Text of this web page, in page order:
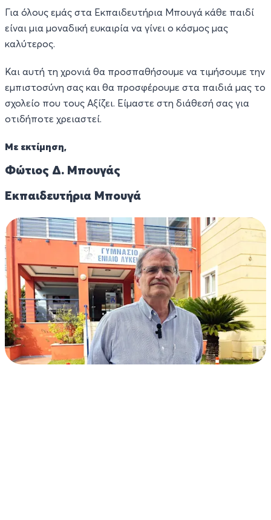
Για όλους εμάς στα Εκπαιδευτήρια Μπουγά κάθε παιδί
είναι μια μοναδική ευκαιρία να γίνει ο κόσμος μας
καλύτερος.
Και αυτή τη χρονιά θα προσπαθήσουμε να τιμήσουμε την
εμπιστοσύνη σας και θα προσφέρουμε στα παιδιά μας το
σχολείο που τους Αξίζει. Είμαστε στη διάθεσή σας για
οτιδήποτε χρειαστεί.
Με εκτίμηση,
Φώτιος Δ. Μπουγάς
Εκπαιδευτήρια Μπουγά